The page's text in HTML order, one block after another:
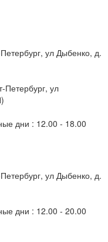
ул Дыбенко, д.
Петербург, ул
дни : 12.00 - 18.00
ул Дыбенко, д.
дни : 12.00 - 20.00